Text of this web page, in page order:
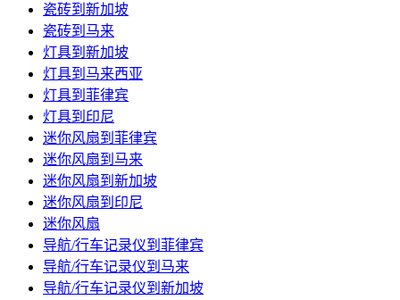
瓷砖到新加坡
瓷砖到马来
灯具到新加坡
灯具到马来西亚
灯具到菲律宾
灯具到印尼
迷你风扇到菲律宾
迷你风扇到马来
迷你风扇到新加坡
迷你风扇到印尼
迷你风扇
导航/行车记录仪到菲律宾
导航/行车记录仪到马来
导航/行车记录仪到新加坡